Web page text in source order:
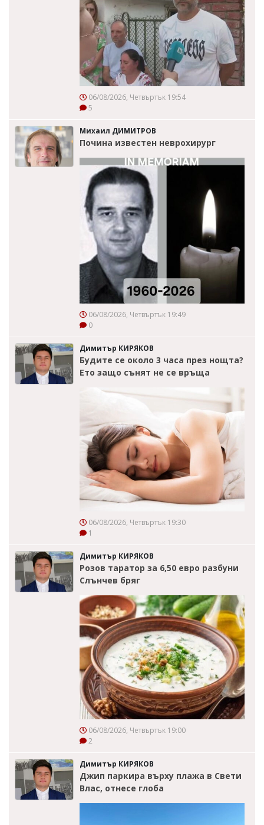
06/08/2026, Четвъртък 19:54
5
Михаил ДИМИТРОВ
Почина известен неврохирург
06/08/2026, Четвъртък 19:49
0
Димитър КИРЯКОВ
Будите се около 3 часа през нощта?
Ето защо сънят не се връща
06/08/2026, Четвъртък 19:30
1
Димитър КИРЯКОВ
Розов таратор за 6,50 евро разбуни
Слънчев бряг
06/08/2026, Четвъртък 19:00
2
Димитър КИРЯКОВ
Джип паркира върху плажа в Свети
Влас, отнесе глоба